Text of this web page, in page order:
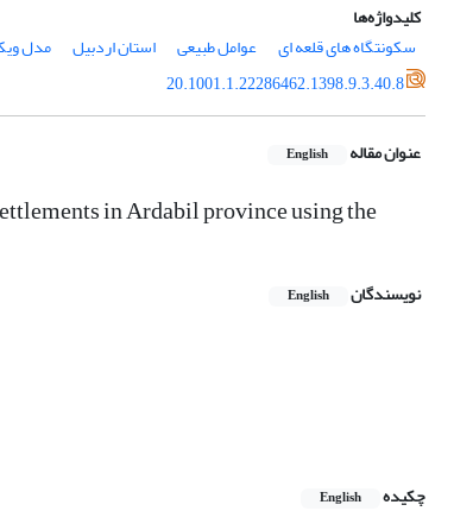
کلیدواژه‌ها
سکونتگاه های قلعه ای
عوامل طبیعی استان اردبیل
مدل
20.1001.1.22286462.1398.9.3.40.8
عنوان مقاله English
in Ardabil province using the
نویسندگان English
چکیده
English